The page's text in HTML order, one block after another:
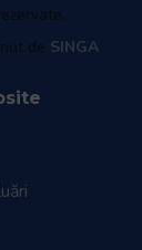
de SINGA